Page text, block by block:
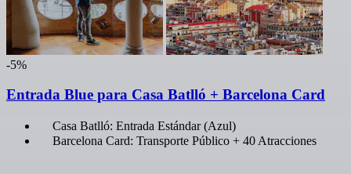
-5%
Entrada Blue para Casa Batlló + Barcelona Card
Casa Batlló: Entrada Estándar (Azul)
Barcelona Card: Transporte Público + 40 Atracciones